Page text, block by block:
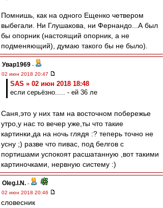
Помнишь, как на одного Ещенко четвером
выбегали. Ни Глушакова, ни Фернандо...А был
бы опорник (настоящий опорник, а не
подменяющий), думаю такого бы не было).
Увар1969 -
02 июн 2018 20:47
SAS » 02 июн 2018 18:48
если серьёзно..... - ей 36 ле
Саня,это у них там на восточном побережье
утро,у нас то вечер уже,ты что такие
картинки,да на ночь глядя :? теперь точно не
усну ;) разве что пивас, под белгов с
портишами успокоят расшатанную ,вот такими
картиночками, нервную систему :)
Oleg.I.N. -
02 июн 2018 20:46
словесник